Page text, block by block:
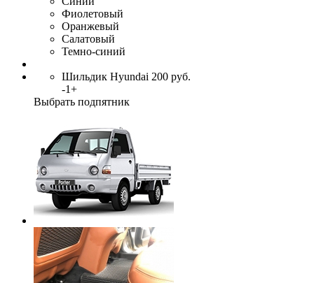
Фиолетовый
Оранжевый
Салатовый
Темно-синий
Шильдик Hyundai 200 руб.
-1+
Выбрать подпятник